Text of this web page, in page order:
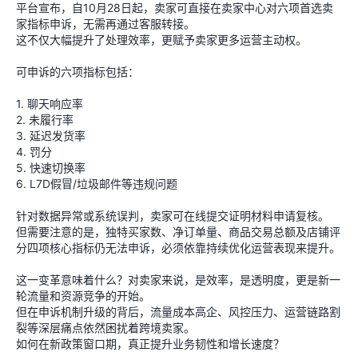
平台宣布，自10月28日起，卖家可直接在卖家中心对六项首选卖
家指标申诉，无需再通过客服转接。
这不仅大幅提升了处理效率，更赋予卖家更多运营主动权。
可申诉的六项指标包括：
1. 聊天响应率
2. 未履行率
3. 延迟发货率
4. 罚分
5. 快速切换率
6. L7D假冒/垃圾邮件等违规问题
针对数据异常或系统误判，卖家可在线提交证明材料申请复核。
但需要注意的是，独特买家数、净订单量、商品交易总额及店铺评
分四项核心指标仍无法申诉，必须依靠持续优化运营表现来提升。
这一变革意味着什么？对卖家来说，是效率，是透明度，更是新一
轮流量和资源竞争的开始。
但在申诉机制升级的背后，流量成本高企、风控压力、运营链路割
裂等深层痛点依然困扰着跨境卖家。
如何在新政策窗口期，真正提升业务韧性和增长速度？